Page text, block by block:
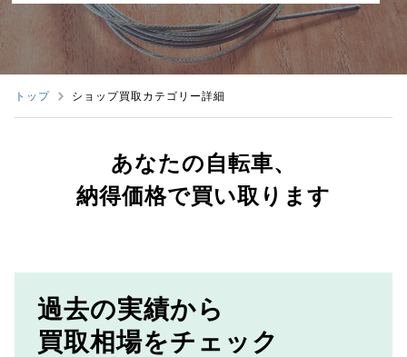
トップ ショップ買取カテゴリー詳細
あなたの自転車、
納得価格で買い取ります
過去の実績から
買取相場をチェック